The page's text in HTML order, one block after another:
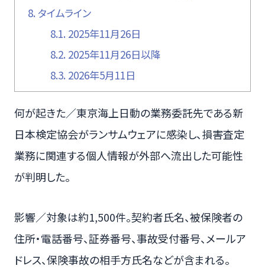
8. タイムライン
8.1. 2025年11月26日
8.2. 2025年11月26日以降
8.3. 2026年5月11日
何が起きた／東京海上日動の業務委託先である新
日本検定協会がランサムウェアに感染し、損害査定
業務に関連する個人情報が外部へ流出した可能性
が判明した。
影響／対象は約1,500件。契約者氏名、被保険者の
住所・電話番号、証券番号、事故受付番号、メールア
ドレス、保険事故の相手方氏名などが含まれる。